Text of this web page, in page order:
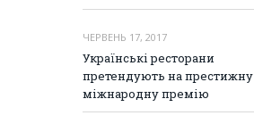
ЧЕРВЕНЬ 17, 2017
Українські ресторани
претендують на престижну
міжнародну премію